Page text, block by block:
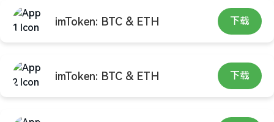
imToken: BTC & ETH 下载
imToken: BTC & ETH 下载
imtoken官网正版下载